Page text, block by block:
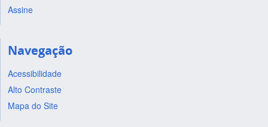
Assine
Navegação
Acessibilidade
Alto Contraste
Mapa do Site